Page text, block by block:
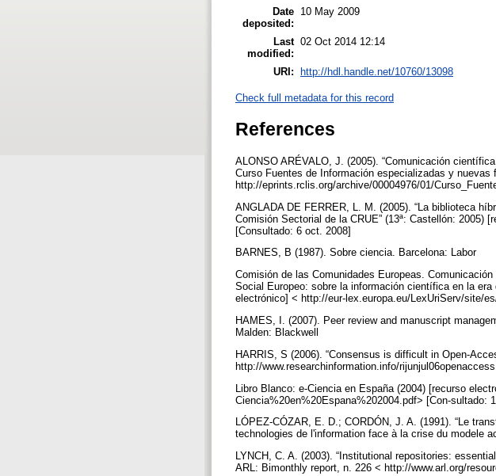
Date
deposited:
10 May 2009
Last
modified:
02 Oct 2014 12:14
URI: http://hdl.handle.net/10760/13098
Check full metadata for this record
References
ALONSO ARÉVALO, J. (2005). “Comunicación
Curso Fuentes de Información especializadas y
http://eprints.rclis.org/archive/00004976/01/
ANGLADA DE FERRER, L. M. (2005). “La biblioteca
Comisión Sectorial de la CRUE” (13ª: Castellón: 2005)
[Consultado: 6 oct. 2008]
BARNES, B (1987). Sobre ciencia. Barcelona: Labor
Comisión de las Comunidades Europeas.
Social Europeo: sobre la información científica en la
electrónico] < http://eur-lex.europa.eu/LexUriServ/site/
HAMES, I. (2007). Peer review and manuscript
Malden: Blackwell
HARRIS, S (2006). “Consensus is difficult in Open-
http://www.researchinformation.info/
Libro Blanco: e-Ciencia en España (2004) [recurso
Ciencia%20en%20Espana%202004.pdf> [Con-sultado:
LÓPEZ-CÓZAR, E. D.; CORDÓN, J. A. (1991). “Le
technologies de l'information face à la crise du modele
LYNCH, C. A. (2003). “Institutional repositories:
ARL: Bimonthly report, n. 226 < http://www.arl.org/